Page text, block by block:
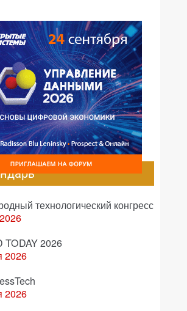
технологический конгресс
TODAY 2026
2026
2026